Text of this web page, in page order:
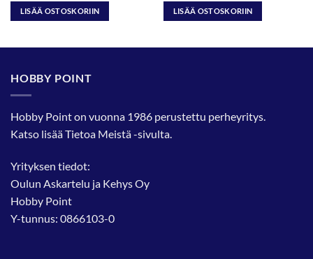
LISÄÄ OSTOSKORIIN LISÄÄ OSTOSKORIIN
HOBBY POINT
Hobby Point on vuonna 1986 perustettu perheyritys.
Katso lisääTietoa Meistä-sivulta.
Yrityksen tiedot:
Oulun Askartelu ja Kehys Oy
Hobby Point
Y-tunnus: 0866103-0